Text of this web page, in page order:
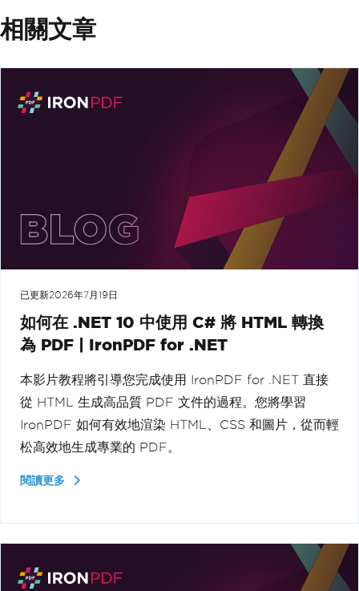
相關文章
已更新2026年7月19日
如何在 .NET 10 中使用 C# 將 HTML 轉換
為 PDF | IronPDF for .NET
本影片教程將引導您完成使用 IronPDF for .NET 直接
從 HTML 生成高品質 PDF 文件的過程。您將學習
IronPDF 如何有效地渲染 HTML、CSS 和圖片，從而輕
松高效地生成專業的 PDF。
閱讀更多